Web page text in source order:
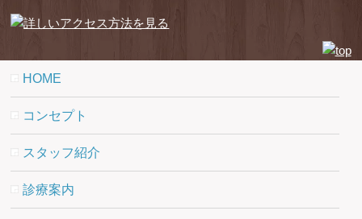
HOME
コンセプト
スタッフ紹介
診療案内